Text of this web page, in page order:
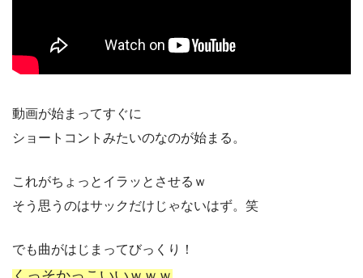
動画が始まってすぐに
ショートコントみたいのなのが始まる。
これがちょっとイラッとさせるｗ
そう思うのはサックだけじゃないはず。笑
でも曲がはじまってびっくり！